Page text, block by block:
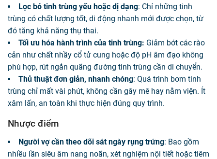
Lọc bỏ tinh trùng yếu hoặc dị dạng: Chỉ những tinh
trùng có chất lượng tốt, di động nhanh mới được chọn, từ
đó tăng khả năng thụ thai.
Tối ưu hóa hành trình của tinh trùng: Giảm bớt các rào
cản như chất nhầy cổ tử cung hoặc độ pH âm đạo không
phù hợp, rút ngắn quãng đường tinh trùng cần di chuyển.
Thủ thuật đơn giản, nhanh chóng: Quá trình bơm tinh
trùng chỉ mất vài phút, không cần gây mê hay nằm viện. Ít
xâm lấn, an toàn khi thực hiện đúng quy trình.
Nhược điểm
Người vợ cần theo dõi sát ngày rụng trứng: Bao gồm
nhiều lần siêu âm nang noãn, xét nghiệm nội tiết hoặc tiêm